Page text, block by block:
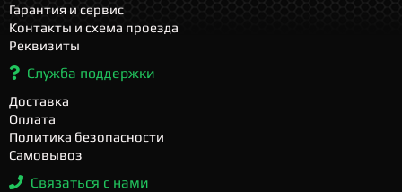
Гарантия и сервис
Контакты и схема проезда
Реквизиты
Служба поддержки
Доставка
Оплата
Политика безопасности
Самовывоз
Связаться с нами